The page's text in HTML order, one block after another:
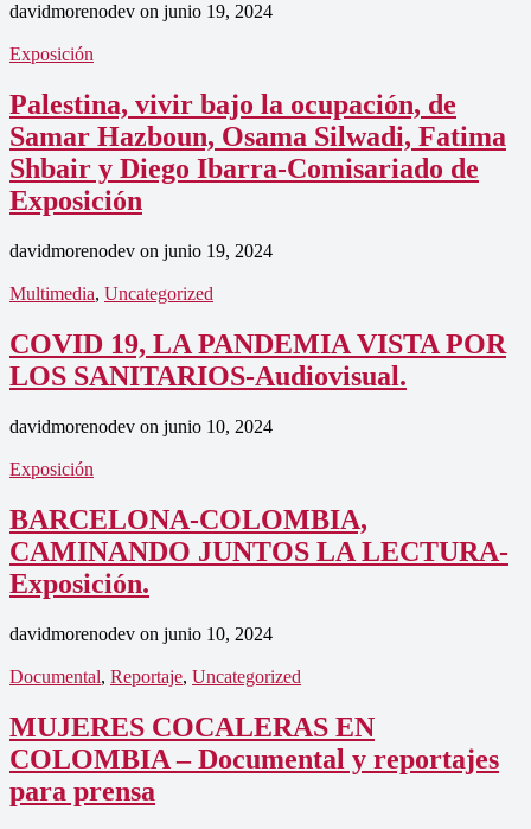
davidmorenodev on junio 19, 2024
Exposición
Palestina, vivir bajo la ocupación, de
Samar Hazboun, Osama Silwadi, Fatima
Shbair y Diego Ibarra-Comisariado de
Exposición
davidmorenodev on junio 19, 2024
Multimedia, Uncategorized
COVID 19, LA PANDEMIA VISTA POR
LOS SANITARIOS-Audiovisual.
davidmorenodev on junio 10, 2024
Exposición
BARCELONA-COLOMBIA,
CAMINANDO JUNTOS LA LECTURA-
Exposición.
davidmorenodev on junio 10, 2024
Documental, Reportaje, Uncategorized
MUJERES COCALERAS EN
COLOMBIA – Documental y reportajes
para prensa